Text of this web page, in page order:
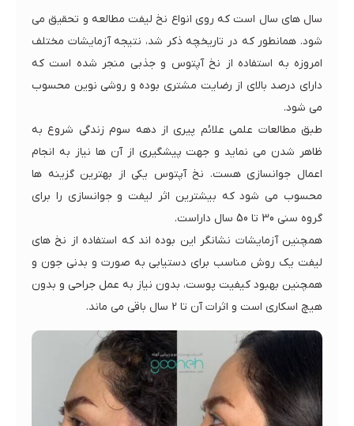
سال های سال است که روی انواع نخ لیفت مطالعه و تحقیق می
شود. همانطور که در تاریخچه ذکر شد، نتیجه آزمایشات مختلف
امروزه به استفاده از نخ آپتوس و جذبی منجر شده است که
دارای درصد بالای از رضایت مشتری بوده و روشی نوین محسوب
می شود.
طبق مطالعات علمی علائم پیری از دهه سوم زندگی شروع به
ظاهر شدن می نماید و جهت پیشگیری از آن ها نیاز به انجام
اعمال جوانسازی هست. نخ آپتوس یکی از بهترین گزینه ها
محسوب می شود که بیشترین اثر لیفت و جوانسازی را برای
گروه سنی 30 تا 50 سال داراست.
همچنین آزمایشات نشانگر این بوده اند که استفاده از نخ های
لیفت یک روش مناسب برای دستیابی به صورت و بدنی جون و
همچنین بهبود کیفیت پوست، بدون نیاز به عمل جراحی و بدون
هیچ اسکاری است و اثرات آن تا 2 سال باقی می ماند.